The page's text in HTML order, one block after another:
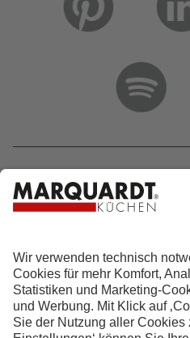
Hotline 0800
4.9Sterne aus